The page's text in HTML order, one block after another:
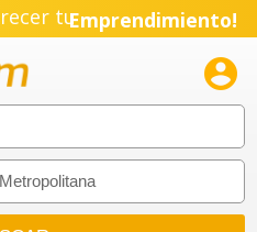
tuEmprendimiento!
